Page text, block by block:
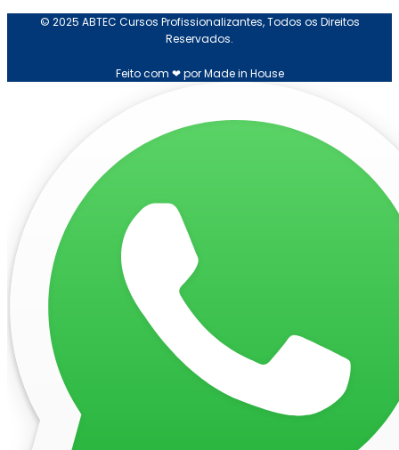
© 2025 ABTEC Cursos Profissionalizantes, Todos os Direitos
Reservados.
Feito com ❤ por Made in House